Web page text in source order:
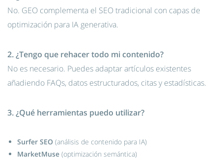
No. GEO complementa el SEO tradicional con capas de
optimización para IA generativa.
2. ¿Tengo que rehacer todo mi contenido?
No es necesario. Puedes adaptar artículos existentes
añadiendo FAQs, datos estructurados, citas y estadísticas.
3. ¿Qué herramientas puedo utilizar?
Surfer SEO (análisis de contenido para IA)
MarketMuse (optimización semántica)